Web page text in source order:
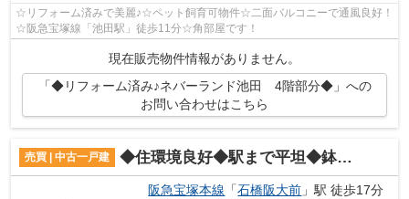
☆リフォーム済みで美麗♪☆ペット飼育可物件☆二面バルコニーで通風良好！
☆阪急宝塚線「池田駅」徒歩11分☆角部屋です！
現在販売物件情報がありません。
「◆リフォーム済み♪ネバーランド池田 4階部分◆」への
お問い合わせはこちら
売買 | 中古一戸建 ◆住環境良好◆駅まで平坦◆鉢塚2丁目 中古戸建♪
阪急宝塚本線 「石橋阪大前 」駅 徒歩17分